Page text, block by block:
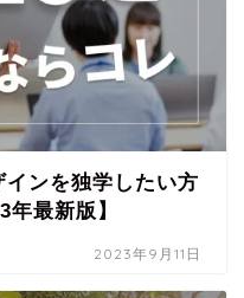
ンを独学したい方
最新版】
2023年9月11日